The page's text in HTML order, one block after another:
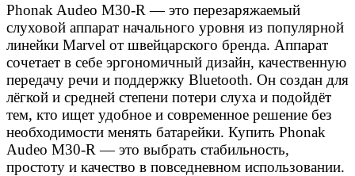
Phonak Audeo M30-R — это перезаряжаемый
слуховой аппарат начального уровня из популярной
линейки Marvel от швейцарского бренда. Аппарат
сочетает в себе эргономичный дизайн, качественную
передачу речи и поддержку Bluetooth. Он создан для
лёгкой и средней степени потери слуха и подойдёт
тем, кто ищет удобное и современное решение без
необходимости менять батарейки. Купить Phonak
Audeo M30-R — это выбрать стабильность,
простоту и качество в повседневном использовании.